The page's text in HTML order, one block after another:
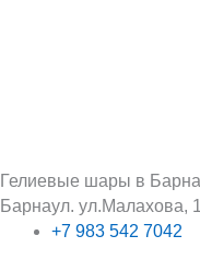
Гелиевые шары в
Барнаул. ул.Малахова,
+7 983 542 7042